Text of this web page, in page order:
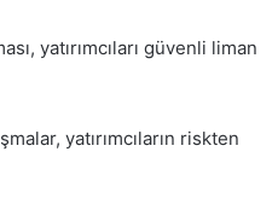
yatırımcıları güvenli liman
yatırımcıların riskten